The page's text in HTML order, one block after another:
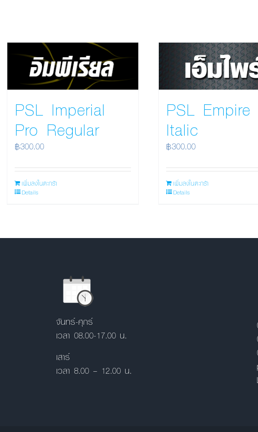
PSL Imperial
Pro Regular
฿300.00
เพิ่มลงในตะกร้า
Details
PSL Empire
Italic
฿300.00
เพิ่มลงในตะกร้า
Details
จันทร์-ศุกร์
เวลา 08.00-17.00 น.
เสาร์
เวลา 8.00 – 12.00 น.